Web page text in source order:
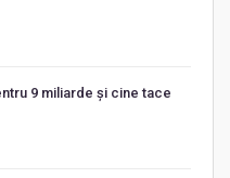
9 miliarde și cine tace